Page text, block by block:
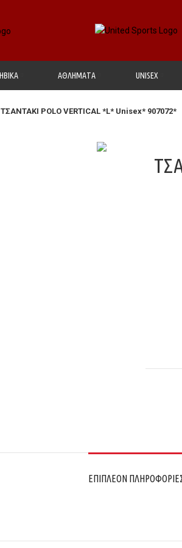
ΑΘΛΗΜΑΤΑ UΝΙSΕΧ
ΤΣΑΝΤΑΚΙ POLO VERTICAL *L* Unisex* 907072*
ΕΠΙΠΛΈΟΝ